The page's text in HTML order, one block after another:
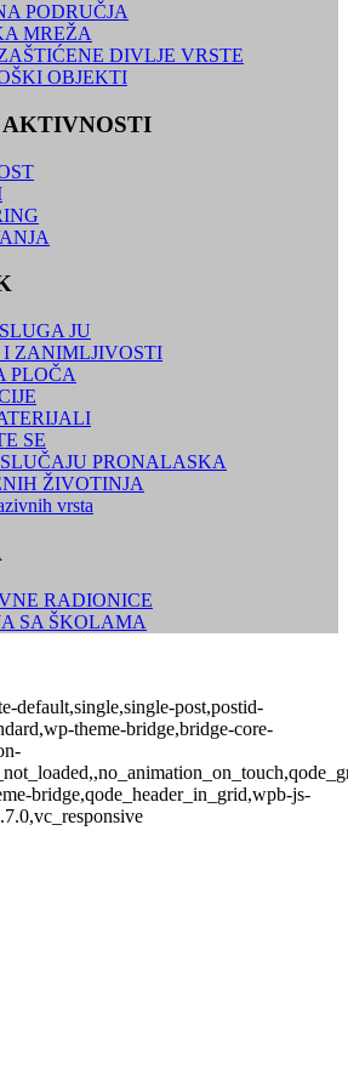
PODRUČJA
MREŽA
DIVLJE VRSTE
OBJEKTI
JU
I ZANIMLJIVOSTI
PLOČA
SE
PRONALASKA
ŽIVOTINJA
vrsta
RADIONICE
SA ŠKOLAMA
default,single,single-post,postid-
theme-bridge,bridge-core-
bridge,qode_header_in_grid,wpb-js-